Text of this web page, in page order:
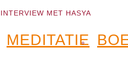
MEDITATIE
INTERVIEW MET HASYA